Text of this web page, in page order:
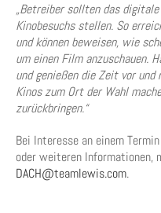
„Betreiber sollten das
Kinobesuchs stellen. So
und können beweisen, wie
um einen Film anzuschauen.
und genießen die Zeit vor
Kinos zum Ort der Wahl
zurückbringen.“
Bei Interesse an einem
oder weiteren Informationen,
DACH@teamlewis.com.